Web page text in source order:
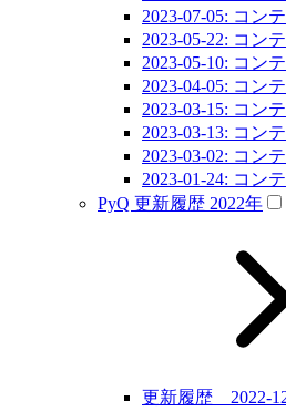
2023-07-05: コン
2023-05-22: コン
2023-05-10: コン
2023-04-05: コン
2023-03-15: コン
2023-03-13: コン
2023-03-02: コン
2023-01-24: コン
PyQ 更新履歴 2022年
更新履歴 2022-